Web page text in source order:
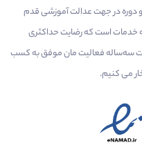
و دوره در جهت عدالت آموزشی قدم
خدمات است که رضایت حداکثری
سه‌ساله فعالیت مان موفق به کسب
می‌ کنیم.